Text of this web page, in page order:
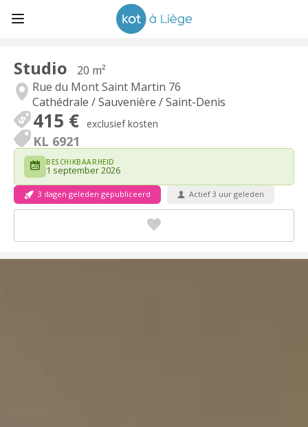
Studio
20 m²
Rue du Mont Saint Martin 76
Cathédrale / Sauvenière / Saint-Denis
415 € exclusief kosten
KL 6921
BESCHIKBAARHEID
1 september 2026
3 dagen geleden gepubliceerd Actief 3 uur geleden